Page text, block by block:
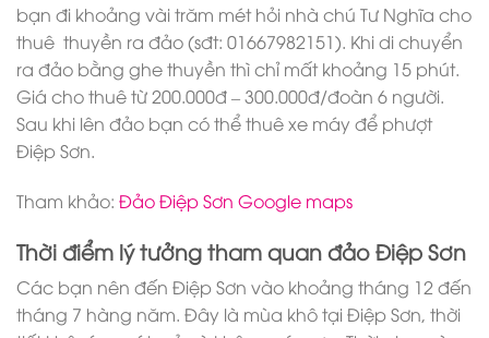
bạn đi khoảng vài trăm mét hỏi nhà chú Tư Nghĩa cho
thuê thuyền ra đảo (sđt: 01667982151). Khi di chuyển
ra đảo bằng ghe thuyền thì chỉ mất khoảng 15 phút.
Giá cho thuê từ 200.000đ – 300.000đ/đoàn 6 người.
Sau khi lên đảo bạn có thể thuê xe máy để phượt
Điệp Sơn.
Tham khảo: Đảo Điệp Sơn Google maps
Thời điểm lý tưởng tham quan đảo Điệp Sơn
Các bạn nên đến Điệp Sơn vào khoảng tháng 12 đến
tháng 7 hàng năm. Đây là mùa khô tại Điệp Sơn, thời